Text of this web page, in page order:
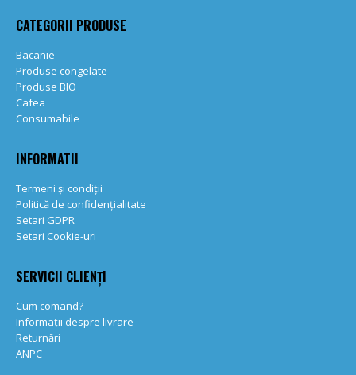
CATEGORII PRODUSE
Bacanie
Produse congelate
Produse BIO
Cafea
Consumabile
INFORMATII
Termeni și condiții
Politică de confidențialitate
Setari GDPR
Setari Cookie-uri
SERVICII CLIENȚI
Cum comand?
Informații despre livrare
Returnări
ANPC